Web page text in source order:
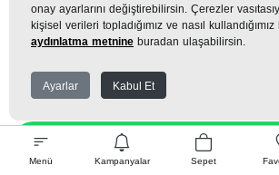
Menü Kampanyalar Sepet
440 TL x 9 Taksit =3.959 TL Ekstra İndirim
EK GARANTİ
WHATSAPP SİPARİŞ
onay ayarlarını değiştirebilirsin. Çerezler
kişisel verileri topladığımız ve nasıl kullandığımız
aydınlatma metnine buradan ulaşabilirsin.
Ayarlar Kabul Et